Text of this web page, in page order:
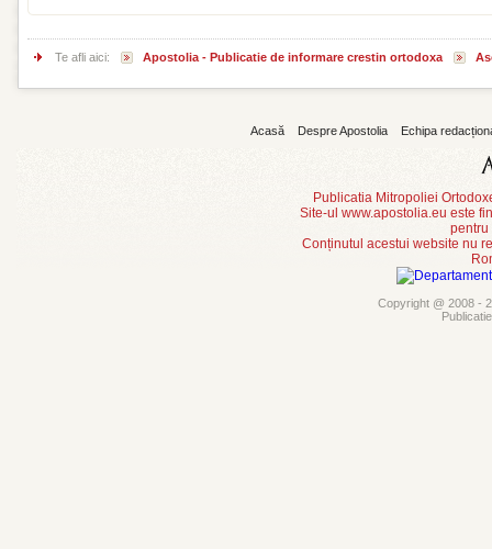
Te afli aici: Apostolia - Publicatie de informare crestin ortodoxa
Acasă Despre Apostolia Echipa
Publicatia Mitropoliei
Site-ul www.apostolia.eu este
pentru
Conținutul acestui website nu
Copyright @ 2008 -